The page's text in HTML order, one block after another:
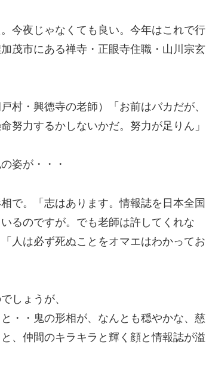
今夜じゃなくても良い。今年はこれで行
茂市にある禅寺・正眼寺住職・山川宗玄
村・興徳寺の老師）「お前はバカだが、
努力するかしないかだ。努力が足りん」
姿が・・・
で。「志はあります。情報誌を日本全国
るのですが。でも老師は許してくれな
人は必ず死ぬことをオマエはわかってお
しょうが、
・・鬼の形相が、なんとも穏やかな、慈
、仲間のキラキラと輝く顔と情報誌が溢